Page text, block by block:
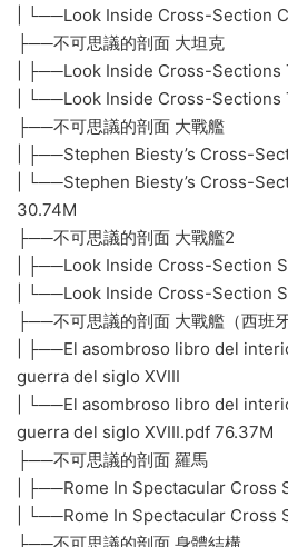
| └──Look Inside Cross-Section
├──不可思議的剖面 大坦克
| ├──Look Inside Cross-Sections
| └──Look Inside Cross-Sections
├──不可思議的剖面 大戰艦
| ├──Stephen Biesty’s Cross-
| └──Stephen Biesty’s Cross-
30.74M
├──不可思議的剖面 大戰艦2
| ├──Look Inside Cross-Section
| └──Look Inside Cross-Section
├──不可思議的剖面 大戰艦（西班牙
| ├──El asombroso libro del
guerra del siglo XVIII
| └──El asombroso libro del
guerra del siglo XVIII.pdf 76.37M
├──不可思議的剖面 羅馬
| ├──Rome In Spectacular Cross
| └──Rome In Spectacular Cross